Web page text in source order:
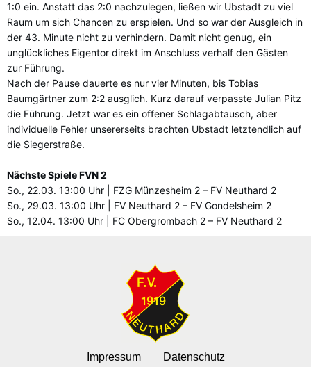
1:0 ein. Anstatt das 2:0 nachzulegen, ließen wir Ubstadt zu viel
Raum um sich Chancen zu erspielen. Und so war der Ausgleich in
der 43. Minute nicht zu verhindern. Damit nicht genug, ein
unglückliches Eigentor direkt im Anschluss verhalf den Gästen
zur Führung.
Nach der Pause dauerte es nur vier Minuten, bis Tobias
Baumgärtner zum 2:2 ausglich. Kurz darauf verpasste Julian Pitz
die Führung. Jetzt war es ein offener Schlagabtausch, aber
individuelle Fehler unsererseits brachten Ubstadt letztendlich auf
die Siegerstraße.
Nächste Spiele FVN 2
So., 22.03. 13:00 Uhr | FZG Münzesheim 2 – FV Neuthard 2
So., 29.03. 13:00 Uhr | FV Neuthard 2 – FV Gondelsheim 2
So., 12.04. 13:00 Uhr | FC Obergrombach 2 – FV Neuthard 2
Impressum Datenschutz